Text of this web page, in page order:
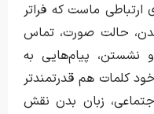
ارتباطی ماست که فراتر
حالت صورت، تماس
پیام‌هایی به
کلمات هم قدرتمندتر
زبان بدن نقش